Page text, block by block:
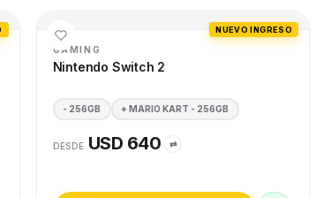
NUEVO INGRESO
GAMING
Nintendo Switch 2
- 256GB + MARIO KART - 256GB
DESDE USD 640 ⇄